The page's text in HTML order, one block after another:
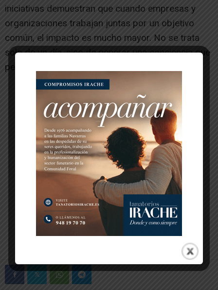
iniciativas demuestran que cuando empresas y
organizaciones trabajan juntas por un objetivo
común, el impacto es mucho mayor. No se trata
solo de un día, sino de generar una conciencia que
permanezca en el tiempo”.
-- Publicidad --